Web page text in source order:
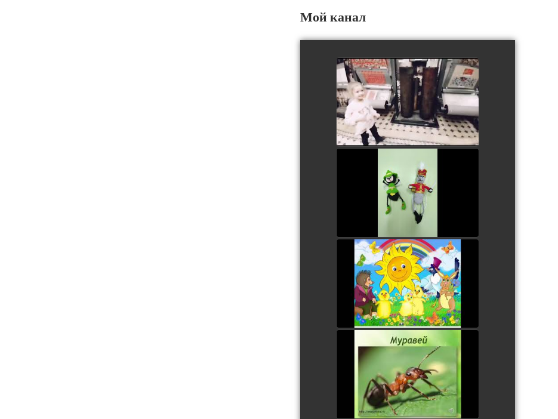
Мой канал
Юные инженерики. Ева
watch video
В гостях у мухи - цокотухи
watch video
У солнышка в гостях
watch video
Занятие с дошкольниками
watch video